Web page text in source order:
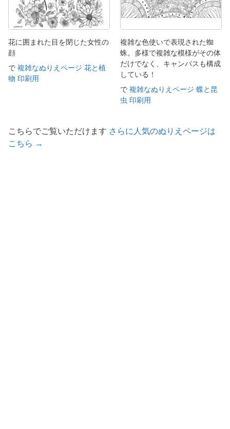
花に囲まれた目を閉じた女性の
顔
で 複雑なぬりえページ 花と植
物 印刷用
複雑な色使いで表現された蜘
蛛。多様で複雑な模様がその体
だけでなく、キャンバスも構成
している！
で 複雑なぬりえページ 蝶と昆
虫 印刷用
こちらでご覧いただけます さらに人気のぬりえページは
こちら →